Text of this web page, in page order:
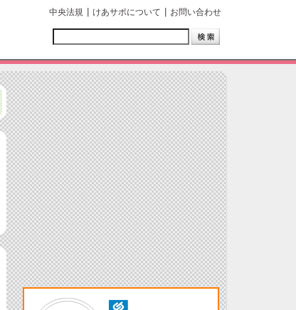
中央法規 けあサポについて お問い合わせ